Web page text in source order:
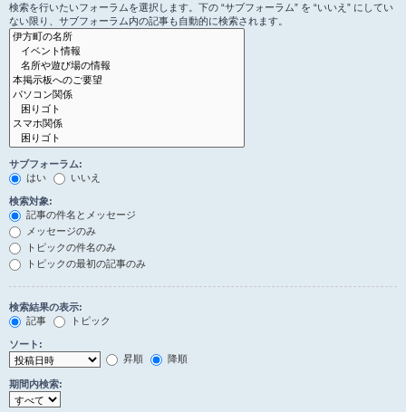
検索を行いたいフォーラムを選択します。下の “サブフォーラム” を “いいえ” にしてい
ない限り、サブフォーラム内の記事も自動的に検索されます。
サブフォーラム:
はい
いいえ
検索対象:
記事の件名とメッセージ
メッセージのみ
トピックの件名のみ
トピックの最初の記事のみ
検索結果の表示:
記事
トピック
ソート:
昇順
降順
期間内検索: